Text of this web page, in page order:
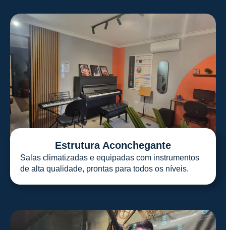
Estrutura Aconchegante
Salas climatizadas e equipadas com instrumentos
de alta qualidade, prontas para todos os níveis.